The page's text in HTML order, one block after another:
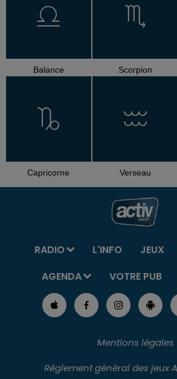
Balance Scorpion
Capricorne Verseau
RADIO L'INFO JEUX
AGENDA
VOTRE PUB
Mentions légales
Règlement général des jeux